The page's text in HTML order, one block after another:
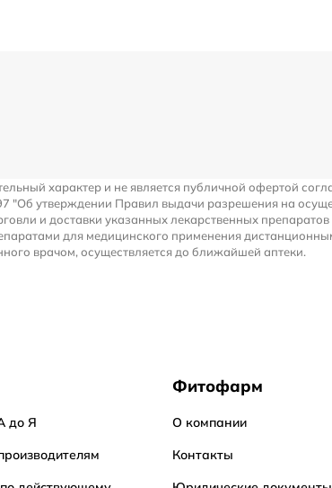
характер и не является публичной офертой
"Об утверждении Правил выдачи разрешения на
и доставки указанных лекарственных
для медицинского применения
врачом, осуществляется до ближайшей аптеки.
до Я
Фитофарм
О компании
Контакты